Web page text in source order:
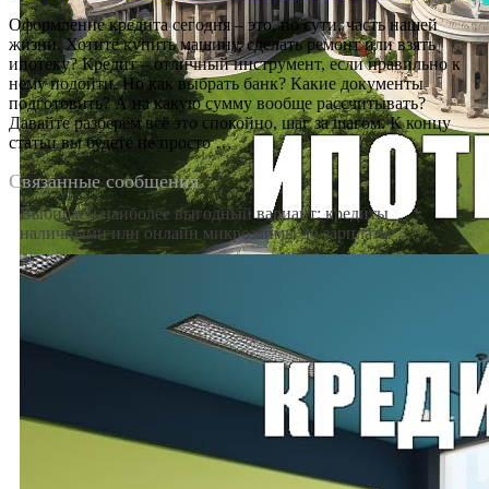
Оформление кредита сегодня – это, по сути, часть нашей
жизни. Хотите купить машину, сделать ремонт или взять
ипотеку? Кредит – отличный инструмент, если правильно к
нему подойти. Но как выбрать банк? Какие документы
подготовить? А на какую сумму вообще рассчитывать?
Давайте разберём всё это спокойно, шаг за шагом. К концу
статьи вы будете не просто …
Связанные сообщения
Выбираем наиболее выгодный вариант: кредиты
наличными или онлайн микрозаймы до зарплаты